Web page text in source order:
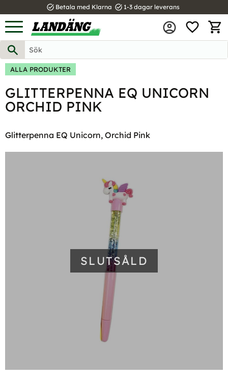
Meny
task_alt Betala med Klarna task_alt 1-3 dagar leverans
ALLA PRODUKTER
GLITTERPENNA EQ UNICORN
ORCHID PINK
Glitterpenna EQ Unicorn, Orchid Pink
SLUTSÅLD